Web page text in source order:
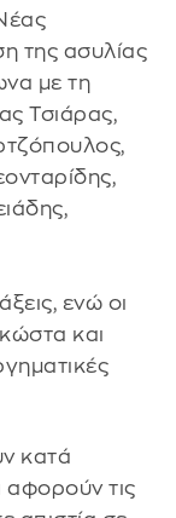
της ασυλίας
με τη
Τσιάρας,
ενώ οι
και
κατά
τις